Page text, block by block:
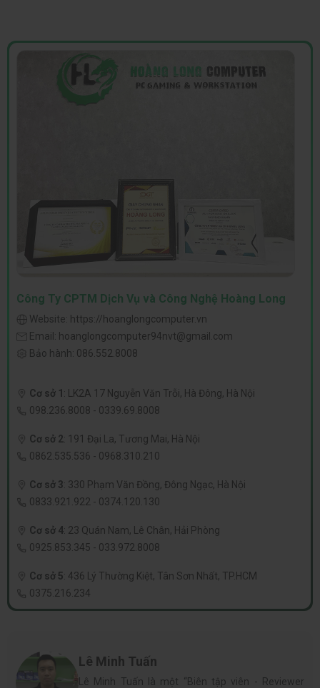
Công Ty CPTM Dịch Vụ và Công Nghệ Hoàng Long
Website: https://hoanglongcomputer.vn
Email: hoanglongcomputer94nvt@gmail.com
Bảo hành: 086.552.8008
Cơ sở 1 : LK2A 17 Nguyễn Văn Trỗi, Hà Đông, Hà Nội
098.236.8008 - 0339.69.8008
Cơ sở 2: 191 Đại La, Tương Mai, Hà Nội
0862.535.536 - 0968.310.210
Cơ sở 3: 330 Phạm Văn Đồng, Đông Ngạc, Hà Nội
0833.921.922 - 0374.120.130
Cơ sở 4: 23 Quán Nam, Lê Chân, Hải Phòng
0925.853.345 - 033.972.8008
Cơ sở 5: 436 Lý Thường Kiệt, Tân Sơn Nhất, TP.HCM
0375.216.234
Lê Minh Tuấn
Lê Minh Tuấn là một “Biên tập viên - Reviewer